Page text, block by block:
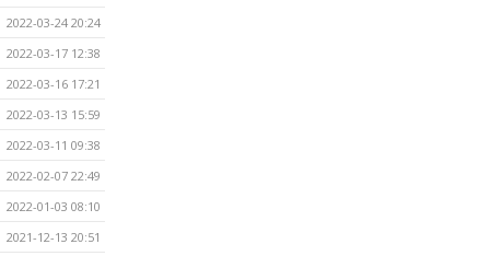
2022-03-24 20:24
2022-03-17 12:38
2022-03-16 17:21
2022-03-13 15:59
2022-03-11 09:38
2022-02-07 22:49
2022-01-03 08:10
2021-12-13 20:51